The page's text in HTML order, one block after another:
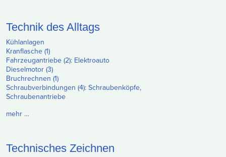
Technik des Alltags
Kühlanlagen
Kranflasche (1)
Fahrzeugantriebe (2): Elektroauto
Dieselmotor (3)
Bruchrechnen (1)
Schraubverbindungen (4): Schraubenköpfe,
Schraubenantriebe
mehr …
Technisches Zeichnen